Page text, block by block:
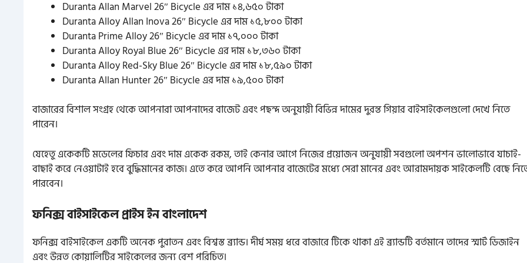
Duranta Allan Marvel 26″ Bicycle এর দাম ১৪,৬৫০ টাকা
Duranta Alloy Allan Inova 26″ Bicycle এর দাম ১৫,৮০০ টাকা
Duranta Prime Alloy 26″ Bicycle এর দাম ১৭,০০০ টাকা
Duranta Alloy Royal Blue 26″ Bicycleএর দাম ১৮,৩৬০ টাকা
Duranta Alloy Red-Sky Blue 26″ Bicycle এর দাম ১৮,৫৯০ টাকা
Duranta Allan Hunter 26″ Bicycle এর দাম ১৯,৫০০ টাকা
বাজারের বিশাল সংগ্রহ থেকে আপনারা আপনাদের বাজেট এবং পছন্দ অনুযায়ী বিভিন্ন দামের দুরন্ত গিয়ার বাইসাইকেলগুলো দেখে নিতে
পারেন।
যেহেতু একেকটি মডেলের ফিচার এবং দাম একেক রকম, তাই কেনার আগে নিজের প্রয়োজন অনুযায়ী সবগুলো অপশন ভালোভাবে যাচাই-
বাছাই করে নেওয়াটাই হবে বুদ্ধিমানের কাজ। এতে করে আপনি আপনার বাজেটের মধ্যে সেরা মানের এবং আরামদায়ক সাইকেলটি বেছে
পারবেন।
ফনিক্স বাইসাইকেল প্রাইস ইন বাংলাদেশ
ফনিক্স বাইসাইকেল একটি অনেক পুরাতন এবং বিশ্বস্ত ব্র্যান্ড। দীর্ঘ সময় ধরে বাজারে টিকে থাকা এই ব্র্যান্ডটি বর্তমানে তাদের স্মার্ট ডিজাইন
এবং উন্নত কোয়ালিটির সাইকেলের জন্য বেশ পরিচিত।